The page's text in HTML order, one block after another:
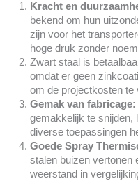
Kracht en
bekend om hun
zijn voor het
hoge druk zonder
Zwart staal is
omdat er geen
om de projectkosten te
Gemak van fabricage:
gemakkelijk te snijden,
diverse toepassingen
Goede Spray
stalen buizen vertonen
weerstand in